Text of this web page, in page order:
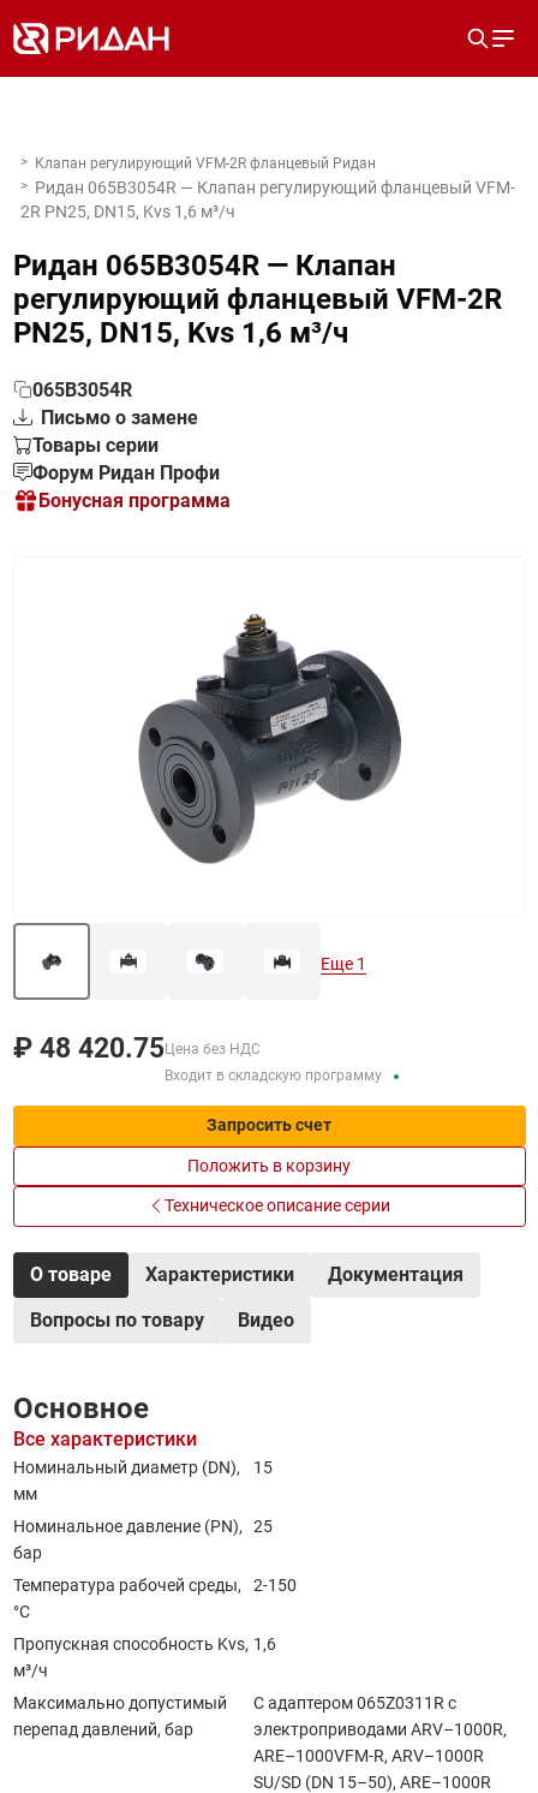
Клапан регулирующий VFM-2R фланцевый Ридан
Ридан 065B3054R — Клапан регулирующий фланцевый VFM-
2R PN25, DN15, Kvs 1,6 м³/ч
Ридан 065B3054R — Клапан
регулирующий фланцевый VFM-2R
PN25, DN15, Kvs 1,6 м³/ч
065B3054R
Письмо о замене
Товары серии
Форум Ридан Профи
Бонусная программа
₽ 48 420.75Цена без НДС
Входит в складскую программу
Запросить счет
Положить в корзину
Техническое описание серии
Еще 1
О товаре Характеристики
Документация
Вопросы по товару
Видео
Основное
Все характеристики
Номинальный диаметр (DN),
мм
15
Номинальное давление (PN),
бар
25
Температура рабочей среды,
°С
2-150
Пропускная способность Kvs,
м³/ч
1,6
Максимально допустимый
перепад давлений, бар
С адаптером 065Z0311R с
электроприводами ARV–1000R,
ARE–1000VFM-R, ARV–1000R
SU/SD (DN 15–50), ARE–1000R